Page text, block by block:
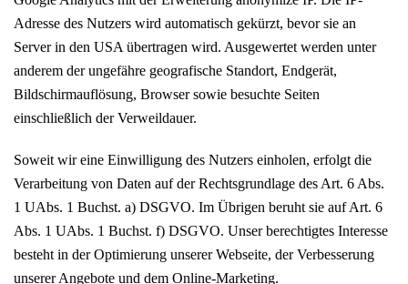
Adresse des Nutzers wird automatisch gekürzt, bevor sie an
Server in den USA übertragen wird. Ausgewertet werden unter
anderem der ungefähre geografische Standort, Endgerät,
Bildschirmauflösung, Browser sowie besuchte Seiten
einschließlich der Verweildauer.
Soweit wir eine Einwilligung des Nutzers einholen, erfolgt die
Verarbeitung von Daten auf der Rechtsgrundlage des Art. 6 Abs.
1 UAbs. 1 Buchst. a) DSGVO. Im Übrigen beruht sie auf Art. 6
Abs. 1 UAbs. 1 Buchst. f) DSGVO. Unser berechtigtes Interesse
besteht in der Optimierung unserer Webseite, der Verbesserung
unserer Angebote und dem Online-Marketing.